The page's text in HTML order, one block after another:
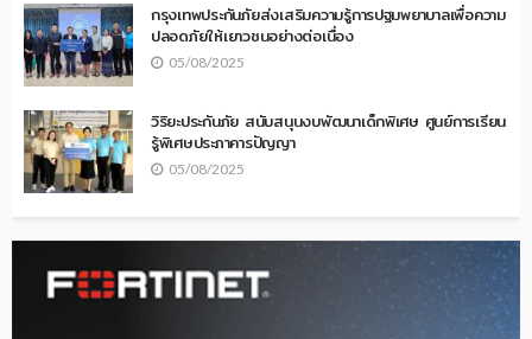
กรุงเทพประกันภัยส่งเสริมความรู้การปฐมพยาบาลเพื่อความ
ปลอดภัยให้เยาวชนอย่างต่อเนื่อง
05/08/2025
วิริยะประกันภัย สนับสนุนงบพัฒนาเด็กพิเศษ ศูนย์การเรียน
รู้พิเศษประภาคารปัญญา
05/08/2025